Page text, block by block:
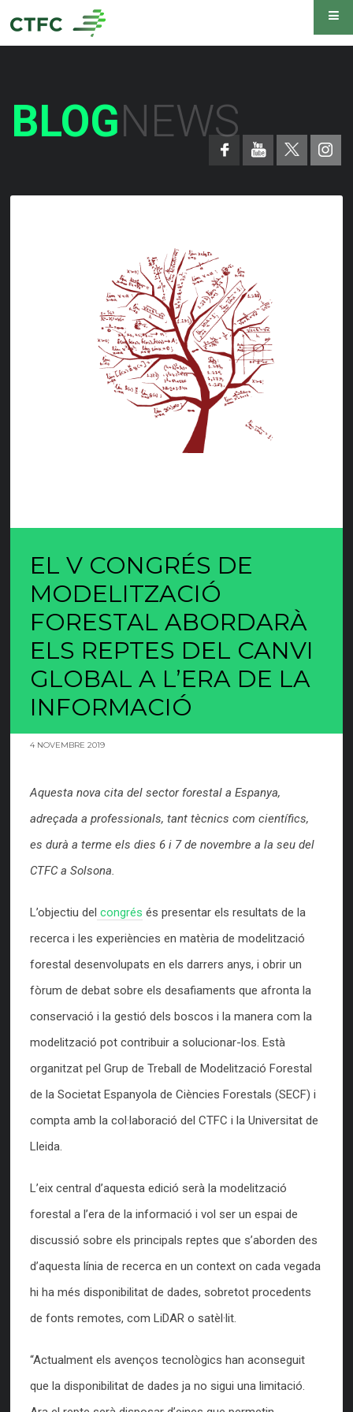
BLOGNEWS
EL V CONGRÉS DE
MODELITZACIÓ
FORESTAL ABORDARÀ
ELS REPTES DEL CANVI
GLOBAL A L’ERA DE LA
INFORMACIÓ
4 NOVEMBRE 2019
Aquesta nova cita del sector forestal a Espanya,
adreçada a professionals, tant tècnics com científics,
es durà a terme els dies 6 i 7 de novembre a la seu del
CTFC a Solsona.
L’objectiu del congrés és presentar els resultats de la
recerca i les experiències en matèria de modelització
forestal desenvolupats en els darrers anys, i obrir un
fòrum de debat sobre els desafiaments que afronta la
conservació i la gestió dels boscos i la manera com la
modelització pot contribuir a solucionar-los. Està
organitzat pel Grup de Treball de Modelització Forestal
de la Societat Espanyola de Ciències Forestals (SECF) i
compta amb la col·laboració del CTFC i la Universitat de
Lleida.
L’eix central d’aquesta edició serà la modelització
forestal a l’era de la informació i vol ser un espai de
discussió sobre els principals reptes que s’aborden des
d’aquesta línia de recerca en un context on cada vegada
hi ha més disponibilitat de dades, sobretot procedents
de fonts remotes, com LiDAR o satèl·lit.
“Actualment els avenços tecnològics han aconseguit
que la disponibilitat de dades ja no sigui una limitació.